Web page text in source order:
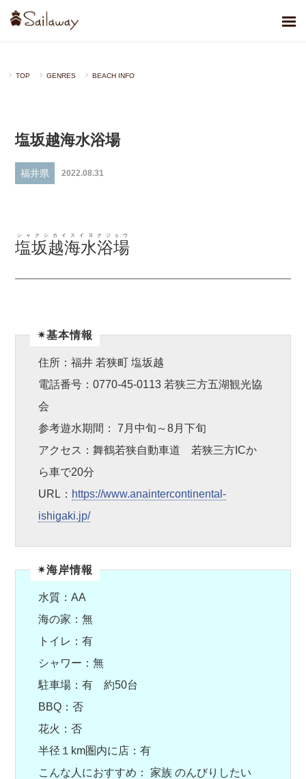
TOP GENRES BEACH INFO
塩坂越海水浴場
福井県 2022.08.31
塩坂越海水浴場
シャクシカイスイヨクジョウ
✴︎基本情報
住所：福井 若狭町 塩坂越
電話番号：0770-45-0113 若狭三方五湖観光協
会
参考遊水期間： 7月中旬～8月下旬
アクセス：舞鶴若狭自動車道 若狭三方ICか
ら車で20分
URL： https://www.anaintercontinental-
ishigaki.jp/
✴︎海岸情報
水質：AA
海の家：無
トイレ：有
シャワー：無
駐車場：有 約50台
BBQ：否
花火：否
半径１km圏内に店：有
こんな人におすすめ： 家族 のんびりしたい